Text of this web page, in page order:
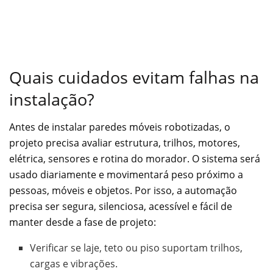
Quais cuidados evitam falhas na
instalação?
Antes de instalar paredes móveis robotizadas, o
projeto precisa avaliar estrutura, trilhos, motores,
elétrica, sensores e rotina do morador. O sistema será
usado diariamente e movimentará peso próximo a
pessoas, móveis e objetos. Por isso, a automação
precisa ser segura, silenciosa, acessível e fácil de
manter desde a fase de projeto:
Verificar se laje, teto ou piso suportam trilhos,
cargas e vibrações.